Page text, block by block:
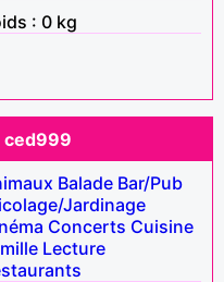
: 0 kg
ced999
Balade Bar/Pub
Jardinage
Concerts Cuisine
Lecture